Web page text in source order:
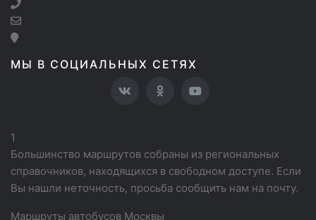
МЫ В СОЦИАЛЬНЫХ СЕТЯХ
1
Большинство маршрутов собраны из региональных
справочников, находящихся в свободном доступе. Если
Вы нашли неточность, просьба сообщить нам на почту.
Маршруты автобусов Москвы